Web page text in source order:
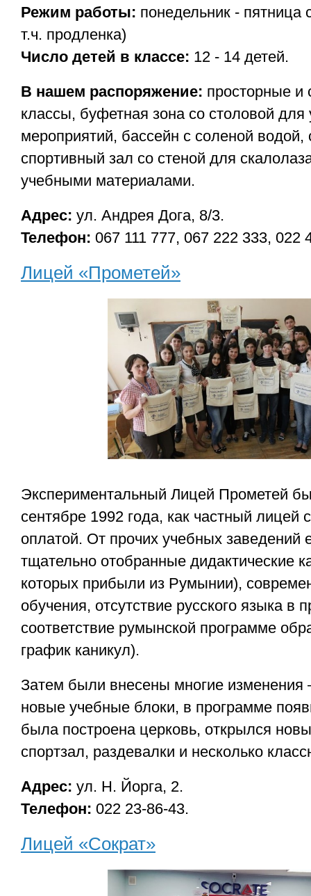
Режим работы: понедельник - пятница
т.ч. продленка)
Число детей в классе: 12 - 14 детей.
В нашем распоряжение: просторные и
классы, буфетная зона со столовой для
мероприятий, бассейн с соленой водой,
спортивный зал со стеной для
учебными материалами.
Aдрес: ул. Андрея Дога, 8/3.
Teлефон: 067 111 777, 067 222 333, 022
Лицей «Прометей»
Экспериментальный Лицей Прометей
сентябре 1992 года, как частный лицей
оплатой. От прочих учебных заведений
тщательно отобранные дидактические
которых прибыли из Румынии),
обучения, отсутствие русского языка в
соответствие румынской программе
график каникул).
Затем были внесены многие
новые учебные блоки, в программе
была построена церковь, открылся
спортзал, раздевалки и несколько
Адрес: ул. Н. Йорга, 2.
Телефон: 022 23-86-43.
Лицей «Сократ»